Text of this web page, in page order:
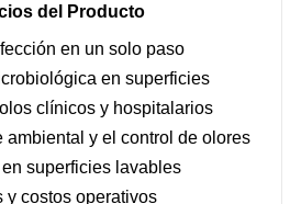
del Producto
en un solo paso
en superficies
clínicos y hospitalarios
ambiental y el control de olores
superficies lavables
y costos operativos